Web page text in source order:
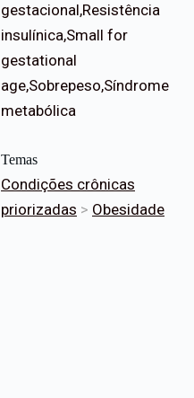
gestacional,Resistência
insulínica,Small for
gestational
age,Sobrepeso,Síndrome
metabólica
Temas
Condições crônicas
priorizadas > Obesidade